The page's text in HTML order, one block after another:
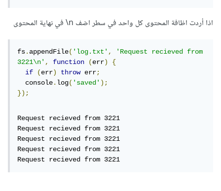
اذا أردت اظافة المحتوى كل واحد في سطر اضف n\ في نهاية المحتوى
fs.appendFile('log.txt',
'Request recieved from
3221\n', function (err)
{
if
(err) throw err;
  console
.log('saved');
});
Request recieved from 3221
Request recieved from 3221
Request recieved from 3221
Request recieved from 3221
Request recieved from 3221